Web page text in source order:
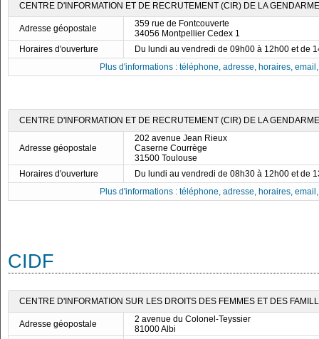
CENTRE D'INFORMATION ET DE RECRUTEMENT (CIR) DE LA
Adresse géopostale
359 rue de Fontcouverte
34056 Montpellier Cedex 1
Horaires d'ouverture
Du lundi au vendredi de 09h00 à 12h00 et de
Plus d'informations : téléphone, adresse, horaires,
CENTRE D'INFORMATION ET DE RECRUTEMENT (CIR) DE LA
Adresse géopostale
202 avenue Jean Rieux
Caserne Courrège
31500 Toulouse
Horaires d'ouverture
Du lundi au vendredi de 08h30 à 12h00 et de
Plus d'informations : téléphone, adresse, horaires,
CIDF
CENTRE D'INFORMATION SUR LES DROITS DES FEMMES ET DES
Adresse géopostale
2 avenue du Colonel-Teyssier
81000 Albi